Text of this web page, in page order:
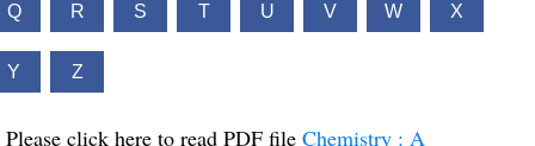
Q R S T U V W X
Y Z
Please click here to read PDF file Chemistry : A